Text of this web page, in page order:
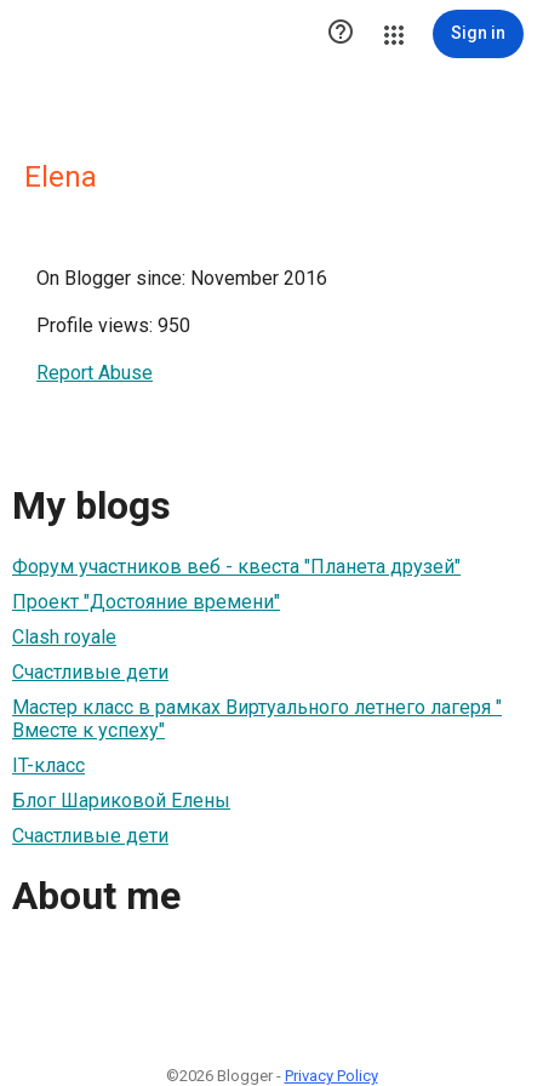
 Sign in
Elena
On Blogger since: November 2016
Profile views: 950
Report Abuse
My blogs
Форум участников веб - квеста "Планета друзей"
Проект "Достояние времени"
Clash royale
Счастливые дети
Мастер класс в рамках Виртуального летнего лагеря "
Вместе к успеху"
IT-класс
Блог Шариковой Елены
Счастливые дети
About me
©2026 Blogger - Privacy Policy